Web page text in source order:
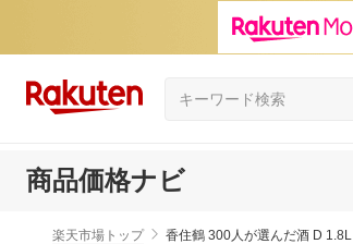
商品価格ナビ
楽天市場トップ 香住鶴 300人が選んだ酒 D 1.8L